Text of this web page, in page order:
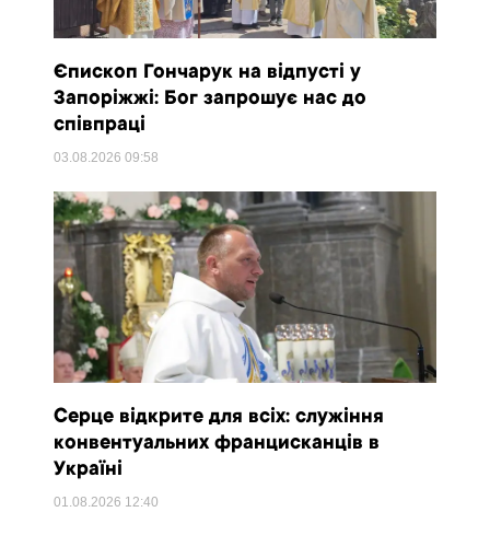
Єпископ Гончарук на відпусті у
Запоріжжі: Бог запрошує нас до
співпраці
03.08.202609:58
Серце відкрите для всіх: служіння
конвентуальних францисканців в
Україні
01.08.2026 12:40